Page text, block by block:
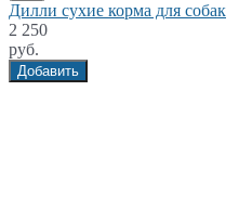
Дилли сухие корма для собак
2 250
руб.
Добавить